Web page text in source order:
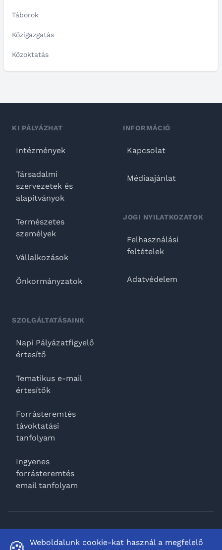
Táborok
Közigazgatás
Közoktatás
Weboldalunk cookie-kat használ a megfelelő
KI PÁLYÁZHAT
Intézmények
Társadalmi
szervezetek és
alapítványok
Természetes
személyek
Vállalkozások
Önkormányzatok
SZOLGÁLTATÁSAINK
Napi Pályázatfigyelő
értesítő
Tematikus e-mail
értesítők
Forrásteremtés
távoktatási
tanfolyam
Ingyenes
forrásteremtés
email tanfolyam
INFORMÁCIÓ
Kapcsolat
Médiaajánlat
JOGI NYILATKOZATOK
Felhasználási
feltételek
Adatvédelem